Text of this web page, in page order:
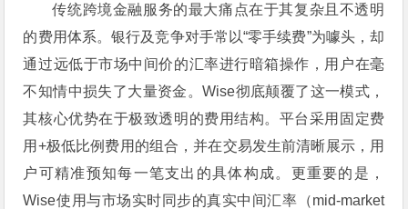
传统跨境金融服务的最大痛点在于其复杂且不透明
的费用体系。银行及竞争对手常以“零手续费”为噱头，却
通过远低于市场中间价的汇率进行暗箱操作，用户在毫
不知情中损失了大量资金。Wise彻底颠覆了这一模式，
其核心优势在于极致透明的费用结构。平台采用固定费
用+极低比例费用的组合，并在交易发生前清晰展示，用
户可精准预知每一笔支出的具体构成。更重要的是，
Wise使用与市场实时同步的真实中间汇率（mid-market